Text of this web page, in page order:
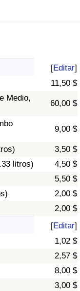
[Editar]
11,50 $
Medio,
60,00 $
9,00 $
3,50 $
litros)
4,50 $
5,50 $
2,00 $
2,00 $
[Editar]
1,02 $
2,57 $
8,00 $
3,00 $